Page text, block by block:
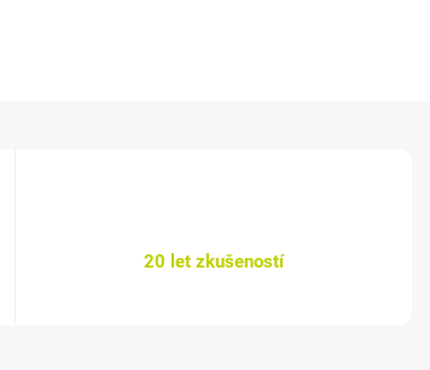
20 let zkušeností